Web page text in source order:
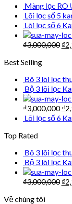
Màng lọc RO
Lõi lọc số 5
Lõi lọc số 6
₫3,000,000 ₫
Best Selling
Bô 3 lõi lọc
Bộ 3 lõi lọc
₫3,000,000 ₫
Lõi lọc số 6
Top Rated
Bô 3 lõi lọc
Bộ 3 lõi lọc
₫3,000,000 ₫
Về chúng tôi